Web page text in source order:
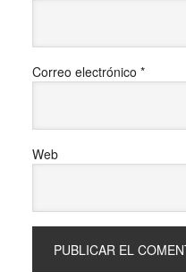
Correo electrónico *
Web